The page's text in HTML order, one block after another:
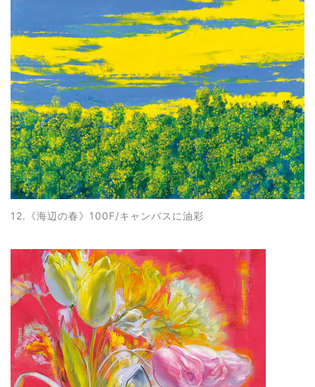
12.《海辺の春》100F/キャンバスに油彩